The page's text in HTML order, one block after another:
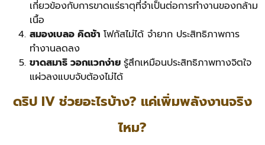
เกี่ยวข้องกับการขาดแร่ธาตุที่จำเป็นต่อการทำงานของกล้าม
เนื้อ
สมองเบลอ คิดช้า โฟกัสไม่ได้ จำยาก ประสิทธิภาพการ
ทำงานลดลง
ขาดสมาธิ วอกแวกง่าย รู้สึกเหมือนประสิทธิภาพทางจิตใจ
แผ่วลงแบบจับต้องไม่ได้
ดริป IV ช่วยอะไรบ้าง? แค่เพิ่มพลังงานจริง
ไหม?